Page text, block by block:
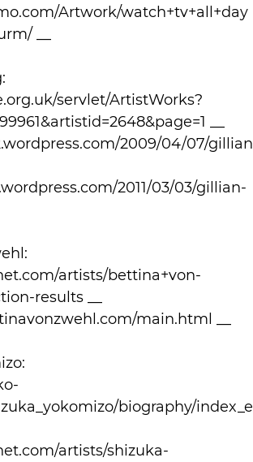
Artwork/watch+tv+all+day
__
servlet/ArtistWorks?
__
2009/04/07/gillian
2011/03/03/gillian-
artists/bettina+von-
results __
main.html __
biography/index_e
artists/shizuka-